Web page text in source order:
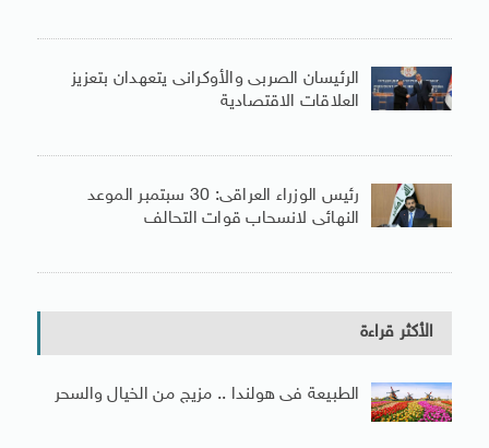
الرئيسان الصربى والأوكرانى يتعهدان بتعزيز
العلاقات الاقتصادية
رئيس الوزراء العراقى: 30 سبتمبر الموعد
النهائى لانسحاب قوات التحالف
الأكثر قراءة
الطبيعة فى هولندا .. مزيج من الخيال والسحر